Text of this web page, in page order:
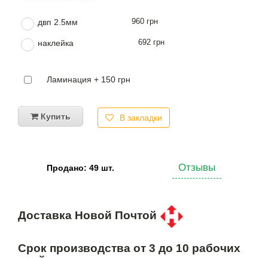
двп 2.5мм 960 грн
наклейка 692 грн
Ламинация + 150 грн
Купить В закладки
Продано: 49 шт. Отзывы
Доставка Новой Почтой
Срок производства от 3 до 10 рабочих